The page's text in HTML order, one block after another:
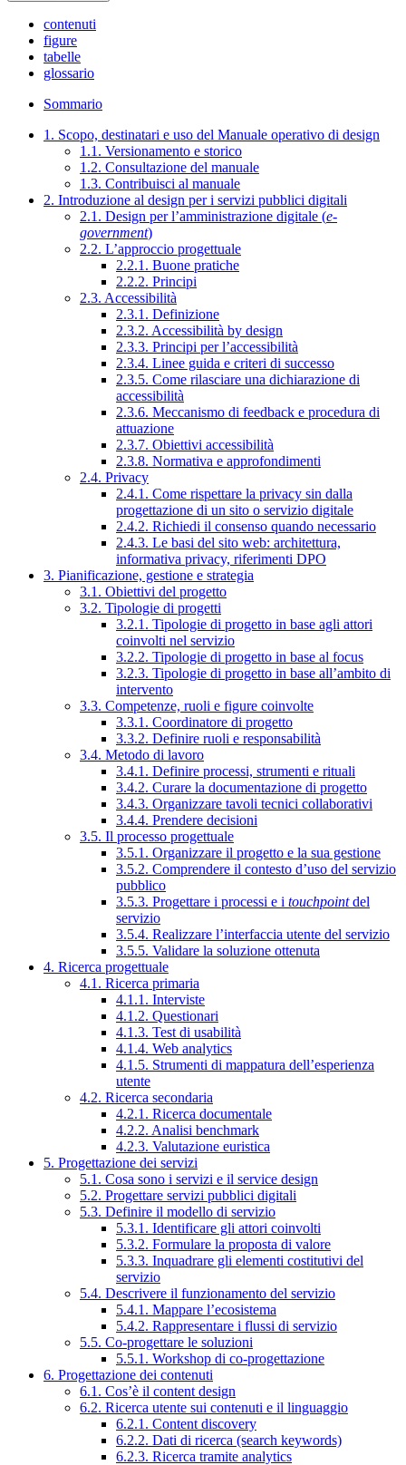
contenuti
figure
tabelle
glossario
Sommario
1. Scopo, destinatari e uso del Manuale operativo di design
1.1. Versionamento e storico
1.2. Consultazione del manuale
1.3. Contribuisci al manuale
2. Introduzione al design per i servizi pubblici digitali
2.1. Design per l’amministrazione digitale (e-
government)
2.2. L’approccio progettuale
2.2.1. Buone pratiche
2.2.2. Principi
2.3. Accessibilità
2.3.1. Definizione
2.3.2. Accessibilità by design
2.3.3. Principi per l’accessibilità
2.3.4. Linee guida e criteri di successo
2.3.5. Come rilasciare una dichiarazione di
accessibilità
2.3.6. Meccanismo di feedback e procedura di
attuazione
2.3.7. Obiettivi accessibilità
2.3.8. Normativa e approfondimenti
2.4. Privacy
2.4.1. Come rispettare la privacy sin dalla
progettazione di un sito o servizio digitale
2.4.2. Richiedi il consenso quando necessario
2.4.3. Le basi del sito web: architettura,
informativa privacy, riferimenti DPO
3. Pianificazione, gestione e strategia
3.1. Obiettivi del progetto
3.2. Tipologie di progetti
3.2.1. Tipologie di progetto in base agli attori
coinvolti nel servizio
3.2.2. Tipologie di progetto in base al focus
3.2.3. Tipologie di progetto in base all’ambito di
intervento
3.3. Competenze, ruoli e figure coinvolte
3.3.1. Coordinatore di progetto
3.3.2. Definire ruoli e responsabilità
3.4. Metodo di lavoro
3.4.1. Definire processi, strumenti e rituali
3.4.2. Curare la documentazione di progetto
3.4.3. Organizzare tavoli tecnici collaborativi
3.4.4. Prendere decisioni
3.5. Il processo progettuale
3.5.1. Organizzare il progetto e la sua gestione
3.5.2. Comprendere il contesto d’uso del servizio
pubblico
3.5.3. Progettare i processi e i touchpointdel
servizio
3.5.4. Realizzare l’interfaccia utente del servizio
3.5.5. Validare la soluzione ottenuta
4. Ricerca progettuale
4.1. Ricerca primaria
4.1.1. Interviste
4.1.2. Questionari
4.1.3. Test di usabilità
4.1.4. Web analytics
4.1.5. Strumenti di mappatura dell’esperienza
utente
4.2. Ricerca secondaria
4.2.1. Ricerca documentale
4.2.2. Analisi benchmark
4.2.3. Valutazione euristica
5. Progettazione dei servizi
5.1. Cosa sono i servizi e il service design
5.2. Progettare servizi pubblici digitali
5.3. Definire il modello di servizio
5.3.1. Identificare gli attori coinvolti
5.3.2. Formulare la proposta di valore
5.3.3. Inquadrare gli elementi costitutivi del
servizio
5.4. Descrivere il funzionamento del servizio
5.4.1. Mappare l’ecosistema
5.4.2. Rappresentare i flussi di servizio
5.5. Co-progettare le soluzioni
5.5.1. Workshop di co-progettazione
6. Progettazione dei contenuti
6.1. Cos’è il content design
6.2. Ricerca utente sui contenuti e il linguaggio
6.2.1. Content discovery
6.2.2. Dati di ricerca (search keywords)
6.2.3. Ricerca tramite analytics